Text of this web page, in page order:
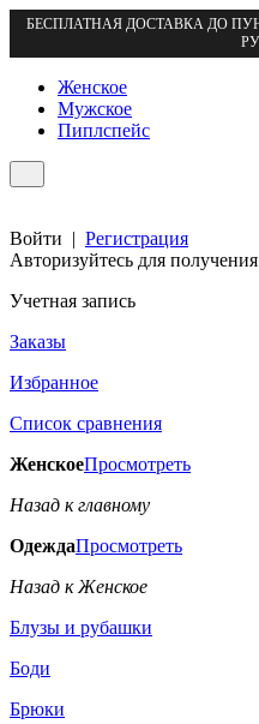
БЕСПЛАТНАЯ ДОСТАВКА ДО
Женское
Мужское
Пиплспейс
Войти | Регистрация
Авторизуйтесь для
Учетная запись
Заказы
Избранное
Список сравнения
ЖенскоеПросмотреть
Назад к главному
ОдеждаПросмотреть
Назад к Женское
Блузы и рубашки
Боди
Брюки